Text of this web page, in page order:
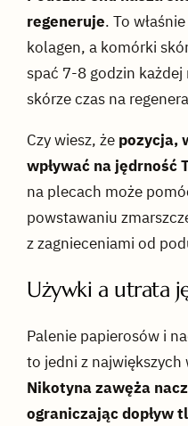
regeneruje. To
kolagen, a komórki
spać 7-8 godzin każdej
skórze czas na
Czy wiesz, że pozycja,
wpływać na jędrność
na plecach może
powstawaniu
z zagnieceniami od
Używki a utrata
Palenie papierosów i
to jedni z
Nikotyna zawęża
ograniczając dopływ